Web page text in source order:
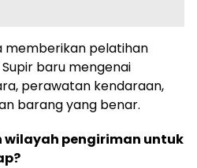
memberikan pelatihan
baru mengenai
perawatan kendaraan,
barang yang benar.
pengiriman untuk